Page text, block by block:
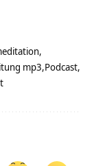
mp3 Podcast